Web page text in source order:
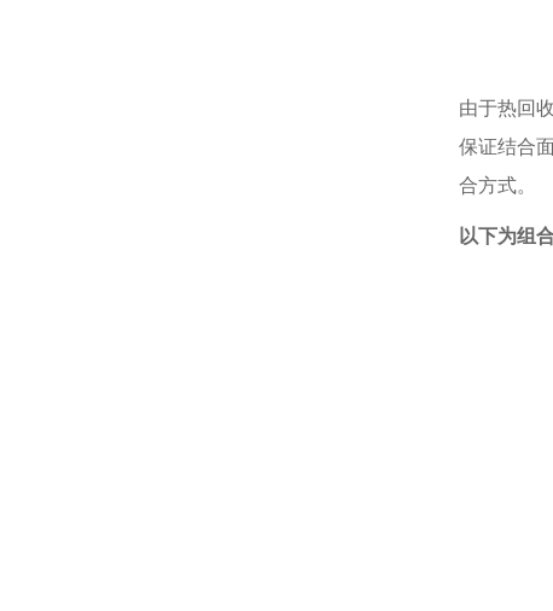
由于热回
保证结合
合方式。
以下为组